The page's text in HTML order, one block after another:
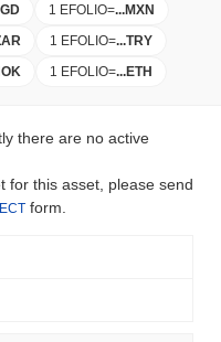
1 EFOLIO=...MXN
1 EFOLIO=...TRY
1 EFOLIO=...ETH
there are no active
for this asset, please send
form.